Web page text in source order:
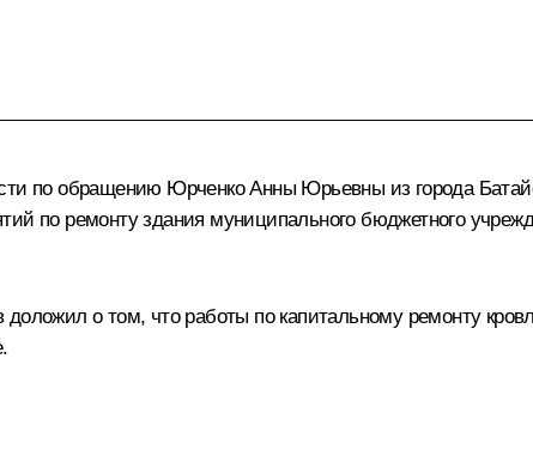
по обращению Юрченко Анны Юрьевны из города
по ремонту здания муниципального бюджетного
доложил о том, что работы по капитальному ремонту